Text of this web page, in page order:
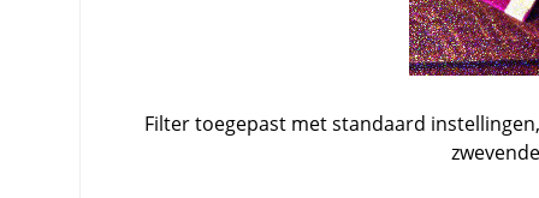
Filter toegepast met standaard